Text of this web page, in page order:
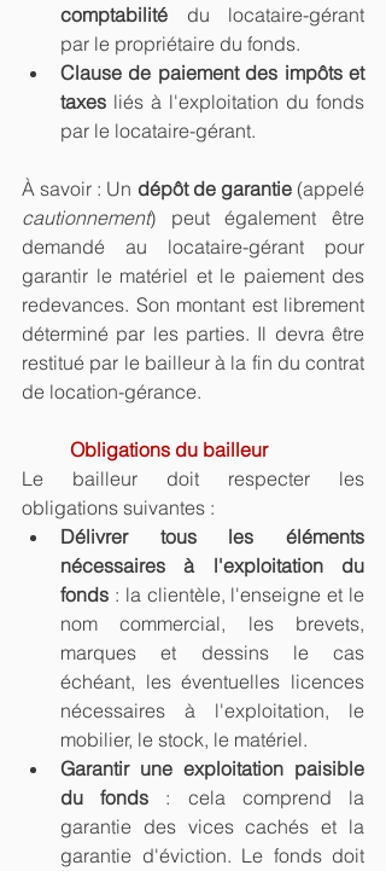
comptabilité du locataire-gérant
par le propriétaire du fonds.
Clause de paiement des impôts et
taxes liés à l'exploitation du fonds
par le locataire-gérant.
À savoir : Un dépôt de garantie
cautionnement) peut également être
demandé au locataire-gérant pour
garantir le matériel et le paiement des
redevances. Son montant est librement
déterminé par les parties. Il devra être
restitué par le bailleur à la fin du contrat
de location-gérance.
Obligations du bailleur
Le bailleur doit respecter les
obligations suivantes :
Délivrer tous les éléments
nécessaires à l'exploitation du
fonds : la clientèle, l'enseigne et le
nom commercial, les brevets,
marques et dessins le cas
échéant, les éventuelles licences
nécessaires à l'exploitation, le
mobilier, le stock, le matériel.
Garantir une exploitation paisible
du fonds : cela comprend la
garantie des vices cachés et la
garantie d'éviction. Le fonds doit